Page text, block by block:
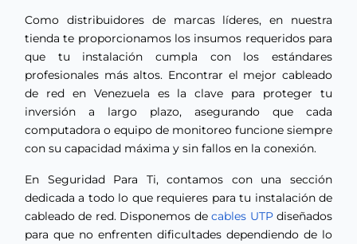
Como distribuidores de marcas líderes, en nuestra
tienda te proporcionamos los insumos requeridos para
que tu instalación cumpla con los estándares
profesionales más altos. Encontrar el mejor cableado
de red en Venezuela es la clave para proteger tu
inversión a largo plazo, asegurando que cada
computadora o equipo de monitoreo funcione siempre
con su capacidad máxima y sin fallos en la conexión.
En Seguridad Para Ti, contamos con una sección
dedicada a todo lo que requieres para tu instalación de
cableado de red. Disponemos de cables UTP diseñados
para que no enfrenten dificultades dependiendo de lo